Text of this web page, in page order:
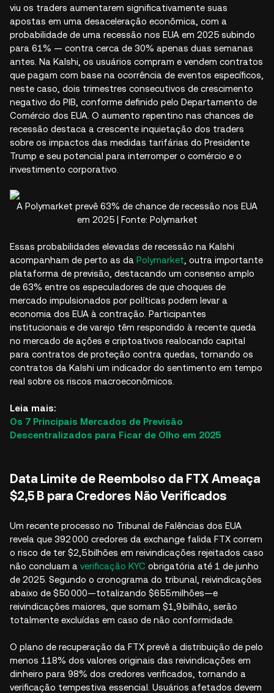
viu os traders aumentarem significativamente suas
apostas em uma desaceleração econômica, com a
probabilidade de uma recessão nos EUA em 2025 subindo
para 61% — contra cerca de 30% apenas duas semanas
antes. Na Kalshi, os usuários compram e vendem contratos
que pagam com base na ocorrência de eventos específicos,
neste caso, dois trimestres consecutivos de crescimento
negativo do PIB, conforme definido pelo Departamento de
Comércio dos EUA. O aumento repentino nas chances de
recessão destaca a crescente inquietação dos traders
sobre os impactos das medidas tarifárias do Presidente
Trump e seu potencial para interromper o comércio e o
investimento corporativo.
A Polymarket prevê 63% de chance de recessão nos EUA
em 2025 | Fonte: Polymarket
Essas probabilidades elevadas de recessão na Kalshi
acompanham de perto as da Polymarket , outra importante
plataforma de previsão, destacando um consenso amplo
de 63% entre os especuladores de que choques de
mercado impulsionados por políticas podem levar a
economia dos EUA à contração. Participantes
institucionais e de varejo têm respondido à recente queda
no mercado de ações e criptoativos realocando capital
para contratos de proteção contra quedas, tornando os
contratos da Kalshi um indicador do sentimento em tempo
real sobre os riscos macroeconômicos.
Leia mais:
Os 7 Principais Mercados de Previsão
Descentralizados para Ficar de Olho em 2025
Data Limite de Reembolso da FTX Ameaça
$2,5 B para Credores Não Verificados
Um recente processo no Tribunal de Falências dos EUA
revela que 392 000 credores da exchange falida FTX correm
o risco de ter $2,5 bilhões em reivindicações rejeitados caso
não concluam a verificação KYC obrigatória até 1 de junho
de 2025. Segundo o cronograma do tribunal, reivindicações
abaixo de $50 000—totalizando $655 milhões—e
reivindicações maiores, que somam $1,9 bilhão, serão
totalmente excluídas em caso de não conformidade.
O plano de recuperação da FTX prevê a distribuição de pelo
menos 118% dos valores originais das reivindicações em
dinheiro para 98% dos credores verificados, tornando a
verificação tempestiva essencial. Usuários afetados devem